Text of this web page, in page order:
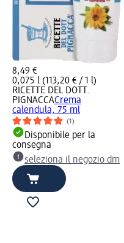
8,49 €
0,075 l (113,20 € / 1 l)
RICETTE DEL DOTT.
PIGNACCACrema
calendula, 75 ml
(1)
Disponibile per la
consegna
seleziona il negozio dm